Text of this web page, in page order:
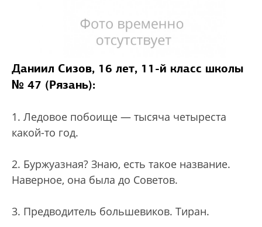
Даниил Сизов, 16 лет, 11-й класс школы
№ 47 (Рязань):
1. Ледовое побоище — тысяча четыреста
какой-то год.
2. Буржуазная? Знаю, есть такое название.
Наверное, она была до Советов.
3. Предводитель большевиков. Тиран.